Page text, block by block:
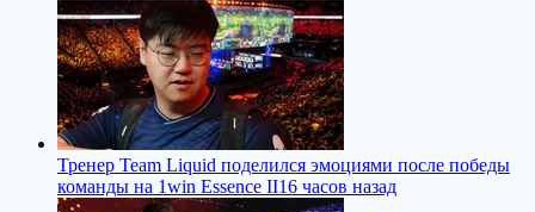
Тренер Team Liquid поделился эмоциями после победы
команды на 1win Essence II16 часов назад